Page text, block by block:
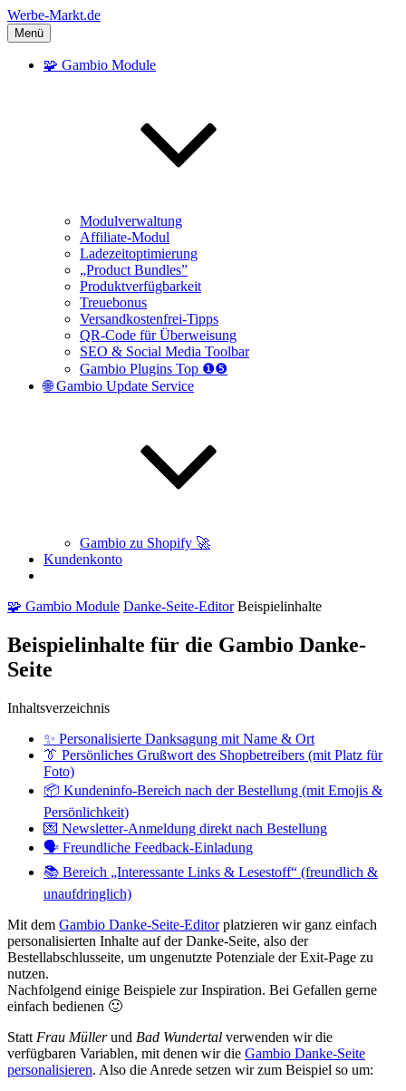
Zum
Inhalt
springen
Werbe-Markt.de
Menü
🧩 Gambio Module
Modulverwaltung
Affiliate-Modul
Ladezeitoptimierung
„Product Bundles”
Produktverfügbarkeit
Treuebonus
Versandkostenfrei-Tipps
QR-Code für Überweisung
SEO & Social Media Toolbar
Gambio Plugins Top ❶❺
🌐 Gambio Update Service
Gambio zu Shopify 🚀
Kundenkonto
🧩 Gambio Module Danke-Seite-Editor Beispielinhalte
Beispielinhalte für die Gambio Danke-
Seite
Inhaltsverzeichnis
✨ Personalisierte Danksagung mit Name & Ort
👔 Persönliches Grußwort des Shopbetreibers (mit Platz für
Foto)
📦 Kundeninfo-Bereich nach der Bestellung (mit Emojis &
Persönlichkeit)
💌 Newsletter-Anmeldung direkt nach Bestellung
🗣️ Freundliche Feedback-Einladung
📚 Bereich „Interessante Links & Lesestoff“ (freundlich &
unaufdringlich)
Mit dem Gambio Danke-Seite-Editorplatzieren wir ganz einfach
perso­na­li­sierten Inhalte auf der Danke-Seite, also der
Bestellabschlusseite, um ungenutzte Potenziale der Exit-Page zu
nutzen.
Nachfolgend einige Beispiele zur Inspiration. Bei Gefallen gerne
einfach bedienen 🙂
Statt Frau Müllerund Bad Wundertal verwenden wir die
verfügbaren Variablen, mit denen wir die Gambio Danke-Seite
personalisieren. Also die Anrede setzen wir zum Beispiel so um: